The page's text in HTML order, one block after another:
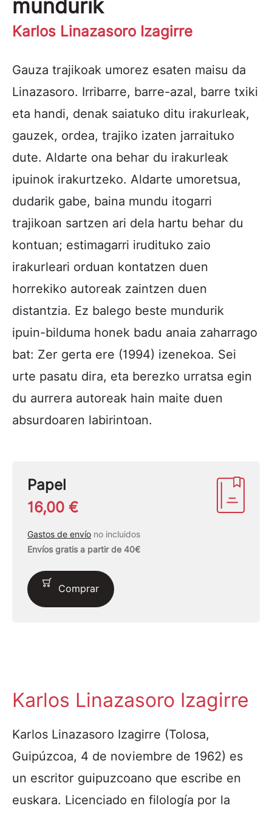
mundurik
Karlos Linazasoro Izagirre
Gauza trajikoak umorez esaten maisu da
Linazasoro. Irribarre, barre-azal, barre txiki
eta handi, denak saiatuko ditu irakurleak,
gauzek, ordea, trajiko izaten jarraituko
dute. Aldarte ona behar du irakurleak
ipuinok irakurtzeko. Aldarte umoretsua,
dudarik gabe, baina mundu itogarri
trajikoan sartzen ari dela hartu behar du
kontuan; estimagarri irudituko zaio
irakurleari orduan kontatzen duen
horrekiko autoreak zaintzen duen
distantzia. Ez balego beste mundurik
ipuin-bilduma honek badu anaia zaharrago
bat: Zer gerta ere (1994) izenekoa. Sei
urte pasatu dira, eta berezko urratsa egin
du aurrera autoreak hain maite duen
absurdoaren labirintoan.
Papel
16,00 €
Gastos de envío no incluidos
Envíos gratis a partir de 40€
Comprar
Karlos Linazasoro Izagirre
Karlos Linazasoro Izagirre (Tolosa,
Guipúzcoa, 4 de noviembre de 1962) es
un escritor guipuzcoano que escribe en
euskara. Licenciado en filología por la